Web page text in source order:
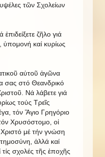
τῶν Σχολείων
ζῆλο γιά
καί κυρίως
αὐτοῦ ἀγῶνα
σας στό Θεανδρικό
Νά λάβετε γιά
τούς Τρεῖς
τόν Ἅγιο Γρηγόριο
Χρυσόστομο, οἱ
μέ τήν γνώση
ἀλλά καί
σχολές τῆς ἐποχῆς